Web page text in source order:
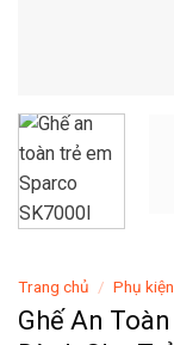
Trang chủ / Phụ
Ghế An